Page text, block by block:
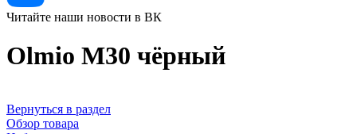
Читайте наши новости в ВК
Olmio M30 чёрный
Вернуться в раздел
Обзор товара